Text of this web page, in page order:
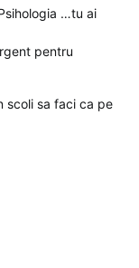
…tu ai
pentru
scoli sa faci ca pe